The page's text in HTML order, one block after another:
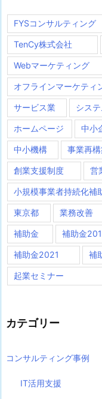
FYSコンサルティング
TenCy株式会社
Webマーケティング
オフラインマーケティ
サービス業 シス
ホームページ 中小
中小機構 事業再
創業支援制度 営
小規模事業者持続化補
東京都 業務改善
補助金 補助金
補助金2021 補
起業セミナー
カテゴリー
コンサルティング事例
IT活用支援